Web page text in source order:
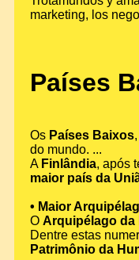
marketing, los
Países
Os Países Baixos
do mundo. ...
A Finlândia, após
maior país da
• Maior
O Arquipélago da
Dentre estas
Patrimônio da